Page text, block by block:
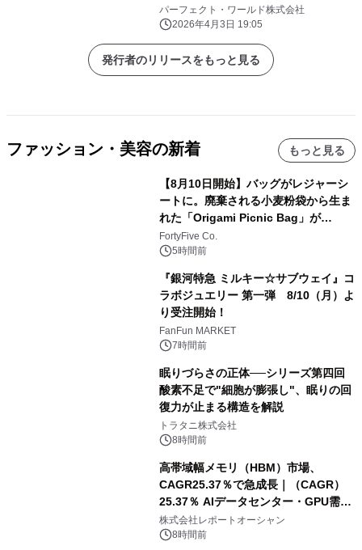
行にぜひ！
パーフェクト・ワールド株式会社
2026年4月3日 19:05
発行者のリリースをもっと見る
ファッション・美容の新着 もっと見る
【8月10日開始】バッグがレジャーシ
ートに。廃棄される小麦粉袋から生ま
れた「Origami Picnic Bag」が
Makuakeに登場
FortyFive Co.
5時間前
『銀河特急 ミルキー☆サブウェイ』コ
ラボジュエリー 第一弾 8/10（月）よ
り受注開始！
FanFun MARKET
7時間前
眠りづらさの正体──シリーズ第四回
酸素不足で"細胞が膨張し"、眠りの回
復力が止まる構造を解説
トラタニ株式会社
8時間前
高帯域幅メモリ（HBM）市場、
CAGR25.37％で急成長｜（CAGR）
25.37％ AIデータセンター・GPU需要
拡大が2035年の市場成長を牽引
株式会社レポートオーシャン
8時間前